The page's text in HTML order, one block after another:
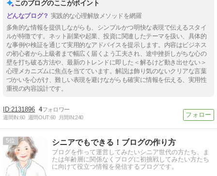
このブログのここがポイント
実践的な心理解放メソッドを網羅
多角的な情報を提供しながらも、シンプルかつ明快な表現で伝えるスタイ
ルが特徴です。ネット副業や起業、投資に関連したテーマを扱い、具体的
な事例や検証を通じて実用的なアドバイスを提示します。内容はビジネス
の初心者から上級者まで幅広く届くよう工夫され、途中挫折しがちな心の
壁を打ち破る方法や、最新のトレンドに即した＜解るけど動き出せない＞
心理メカニズムに焦点を当てています。解説は飾り気のないクリアな言葉
づかいを心がけ、難しい表現を避けながらも確実に情報を伝える、実用性
重視の内容設計です。
2131896 4
週間IN:60 週間OUT:60 月間IN:240
5 シニアでもできる！ブログの作り方
ブログを作って運営してみたいシニア世代の方たち、ま
たは年齢層に関係なくブログに初挑戦してみたい方たち
に向けて役立つ情報を発信するブログです。